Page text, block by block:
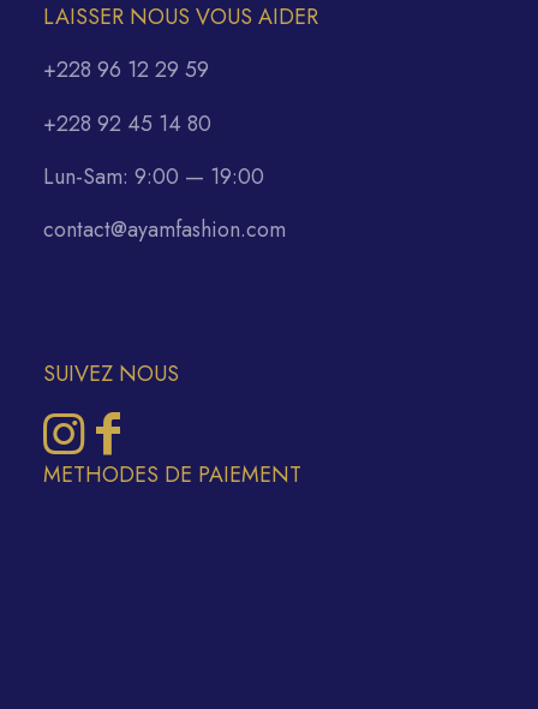
LAISSER NOUS VOUS AIDER
+228 96 12 29 59
+228 92 45 14 80
Lun-Sam: 9:00 — 19:00
contact@ayamfashion.com
SUIVEZ NOUS
METHODES DE PAIEMENT